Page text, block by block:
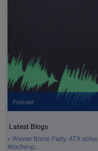
Podcast
Latest Blogs
» Wiener Börse Party: ATX
Wochenp...